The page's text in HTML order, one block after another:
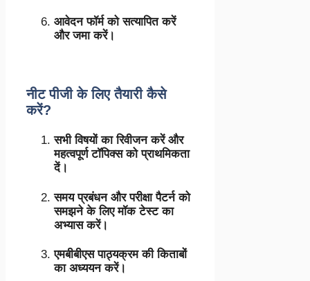
आवेदन फॉर्म को सत्यापित करें
और जमा करें।
नीट पीजी के लिए तैयारी कैसे
करें?
सभी विषयों का रिवीजन करें और
महत्वपूर्ण टॉपिक्स को प्राथमिकता
दें।
समय प्रबंधन और परीक्षा पैटर्न को
समझने के लिए मॉक टेस्ट का
अभ्यास करें।
एमबीबीएस पाठ्यक्रम की किताबों
का अध्ययन करें।